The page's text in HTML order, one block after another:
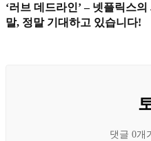
‘러브 데드라인’ – 넷플릭스
말, 정말 기대하고 있습니다!
댓글 0개